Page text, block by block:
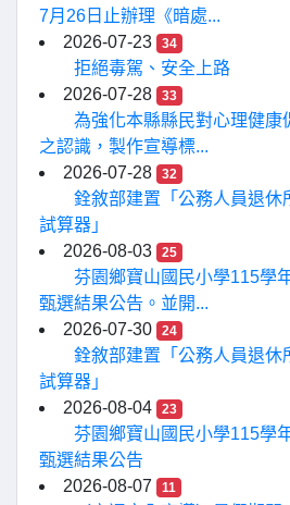
7月26日止辦理《暗處...
2026-07-23
34
拒絕毒駕、安全上路
2026-07-28
33
為強化本縣縣民對心理健康
之認識，製作宣導標...
2026-07-28
32
銓敘部建置「公務人員退休
試算器」
2026-08-03
25
芬園鄉寶山國民小學115學
甄選結果公告。並開...
2026-07-30
24
銓敘部建置「公務人員退休
試算器」
2026-08-04
23
芬園鄉寶山國民小學115學
甄選結果公告
2026-08-07
11